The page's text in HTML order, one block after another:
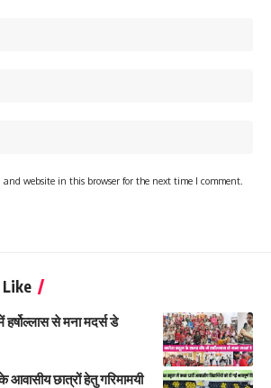
and website in this browser for the next time I comment.
से मना मदर्स डे
छात्रों हेतु गरिमामयी